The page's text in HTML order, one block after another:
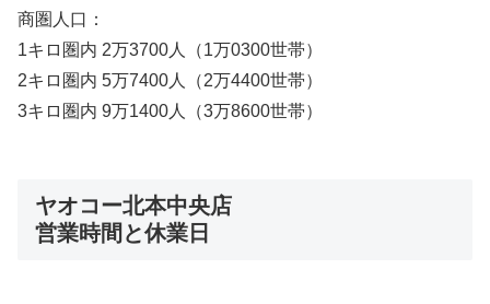
商圏人口：
1キロ圏内 2万3700人（1万0300世帯）
2キロ圏内 5万7400人（2万4400世帯）
3キロ圏内 9万1400人（3万8600世帯）
ヤオコー北本中央店
営業時間と休業日